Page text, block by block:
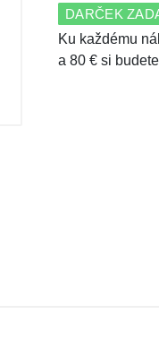
DARČEK
Ku každému
a 80 € si